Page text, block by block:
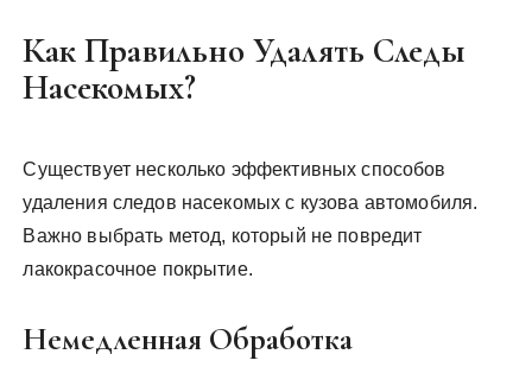
Как Правильно Удалять Следы
Насекомых?
Существует несколько эффективных способов
удаления следов насекомых с кузова автомобиля.
Важно выбрать метод, который не повредит
лакокрасочное покрытие.
Немедленная Обработка